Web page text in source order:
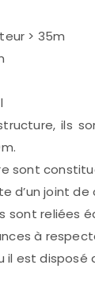
> 35m
ils
sont
d’un joint
sont
à
est disposé